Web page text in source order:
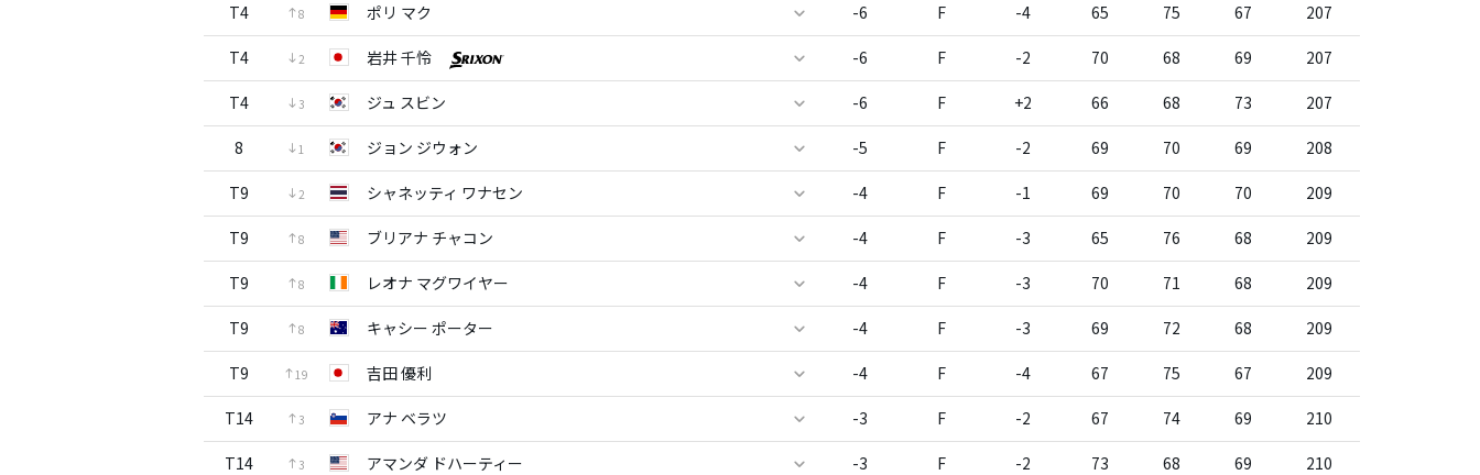
T4 8 ポリ マク -6 F -4 65 75 67 207
T4 2 岩井 千怜 -6 F -2 70 68 69 207
T4 3 ジュ スビン -6 F +2 66 68 73 207
8 1 ジョン ジウォン -5 F -2 69 70 69 208
T9 2 シャネッティ ワナセン -4 F -1 69 70 70 209
T9 8 ブリアナ チャコン -4 F -3 65 76 68 209
T9 8 レオナ マグワイヤー -4 F -3 70 71 68 209
T9 8 キャシー ポーター -4 F -3 69 72 68 209
T9 19 吉田 優利 -4 F -4 67 75 67 209
T14 3 アナ ベラツ -3 F -2 67 74 69 210
T14 3 アマンダ ドハーティー -3 F -2 73 68 69 210